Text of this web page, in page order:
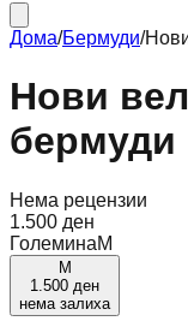
Дома/Бермуди/
Нови
бермуди
Нема рецензии
1.500 ден
ГолеминаM
M
1.500 ден
нема залиха